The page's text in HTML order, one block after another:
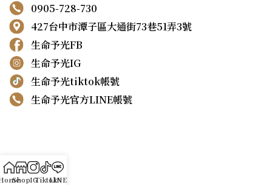
0905-728-730
427台中市潭子區大通街73巷51弄3號
生命予光FB
生命予光IG
生命予光tiktok帳號
生命予光官方LINE帳號
ShopIGTiktokLINE